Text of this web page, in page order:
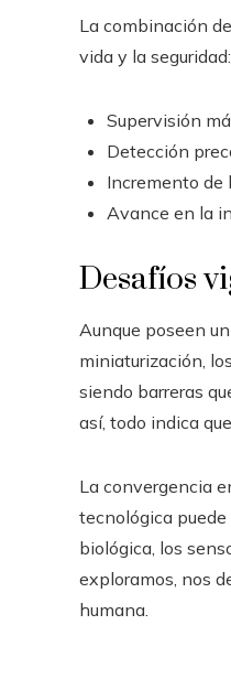
La combinación
vida y la seguridad:
Supervisión
Detección
Incremento de
Avance en la
Desafíos
Aunque poseen
miniaturización,
siendo barreras
así, todo indica
La convergencia
tecnológica
biológica, los
exploramos, nos
humana.